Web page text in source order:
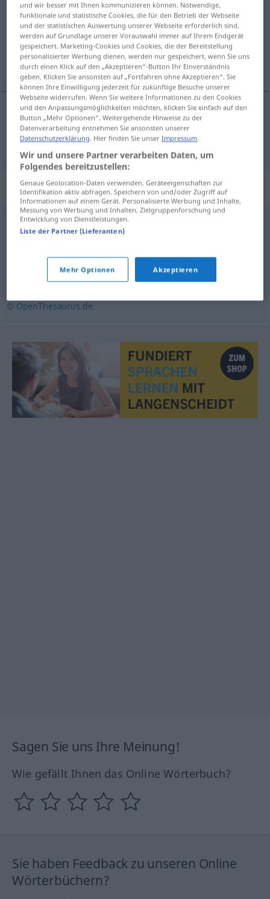
Übersicht aller Übersetzungen
(Für mehr Details die Übersetzung anklicken/antippen)
stres
stres Stress
Synonyme für "Stress"
Ärger,Krach (ugs.),Streit,
Aufregung,Nervosität,Hektik,Druck,(psychische)
Belastung
© OpenThesaurus.de
Sagen Sie uns Ihre Meinung!
Wie gefällt Ihnen das Online Wörterbuch?
Sie haben Feedback zu unseren Online
Wörterbüchern?
und wir besser mit Ihnen kommunizieren können. Notwendige,
funktionale und statistische Cookies, die für den Betrieb der Webseite
und der statistischen Auswertung unserer Webseite erforderlich sind,
werden auf Grundlage unserer Vorauswahl immer auf Ihrem Endgerät
gespeichert. Marketing-Cookies und Cookies, die der Bereitstellung
personalisierter Werbung dienen, werden nur gespeichert, wenn Sie uns
durch einen Klick auf den „Akzeptieren“-Button Ihr Einverständnis
geben. Klicken Sie ansonsten auf „Fortfahren ohne Akzeptieren“. Sie
können Ihre Einwilligung jederzeit für zukünftige Besuche unserer
Webseite widerrufen. Wenn Sie weitere Informationen zu den Cookies
und den Anpassungsmöglichkeiten möchten, klicken Sie einfach auf den
Button „Mehr Optionen“. Weitergehende Hinweise zu der
Datenverarbeitung entnehmen Sie ansonsten unserer
Datenschutzerklärung. Hier finden Sie unserImpressum.
Wir und unsere Partner verarbeiten Daten, um
Folgendes bereitzustellen:
Genaue Geolocation-Daten verwenden. Geräteeigenschaften zur
Identifikation aktiv abfragen. Speichern von und/oder Zugriff auf
Informationen auf einem Gerät. Personalisierte Werbung und Inhalte,
Messung von Werbung und Inhalten, Zielgruppenforschung und
Entwicklung von Dienstleistungen.
Liste der Partner (Lieferanten)
Mehr Optionen Akzeptieren